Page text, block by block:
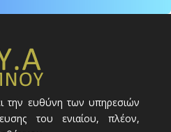
την ευθύνη των υπηρεσιών
του ενιαίου, πλέον,